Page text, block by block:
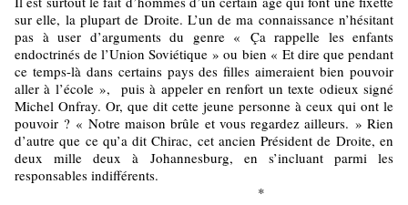
sur elle, la plupart de Droite. L’un de ma connaissance n’hésitant
pas à user d’arguments du genre « Ça rappelle les enfants
endoctrinés de l’Union Soviétique » ou bien « Et dire que pendant
ce temps-là dans certains pays des filles aimeraient bien pouvoir
aller à l’école », puis à appeler en renfort un texte odieux signé
Michel Onfray. Or, que dit cette jeune personne à ceux qui ont le
pouvoir ? « Notre maison brûle et vous regardez ailleurs. » Rien
d’autre que ce qu’a dit Chirac, cet ancien Président de Droite, en
deux mille deux à Johannesburg, en s’incluant parmi les
responsables indifférents.
*